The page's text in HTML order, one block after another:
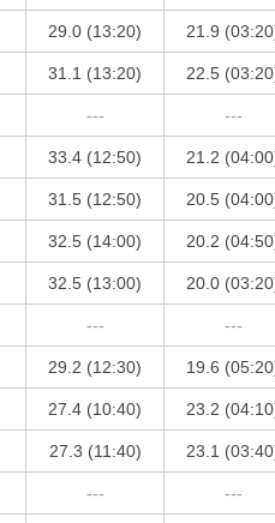
29.0 (13:20) 21.9
31.1 (13:20) 22.5
--- ---
33.4 (12:50) 21.2
31.5 (12:50) 20.5
32.5 (14:00) 20.2
32.5 (13:00) 20.0
--- ---
29.2 (12:30) 19.6
27.4 (10:40) 23.2
27.3 (11:40) 23.1
--- ---